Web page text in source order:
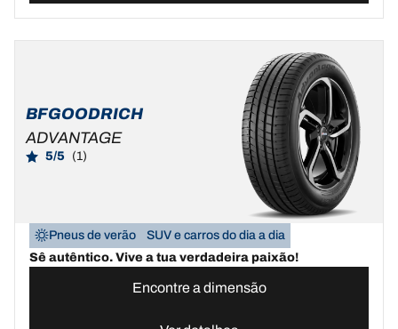
BFGOODRICH
ADVANTAGE
5/5 (1)
Pneus de verão
SUV e carros do dia a dia
Sê autêntico. Vive a tua verdadeira paixão!
Encontre a dimensão